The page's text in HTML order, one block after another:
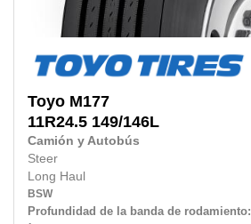
Toyo M177
11R24.5 149/146L
Camión y Autobús
Steer
Long Haul
BSW
Profundidad de la banda de rodamiento: